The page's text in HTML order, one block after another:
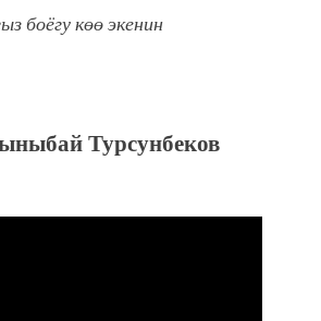
боёгу көө экенин
Турсунбеков